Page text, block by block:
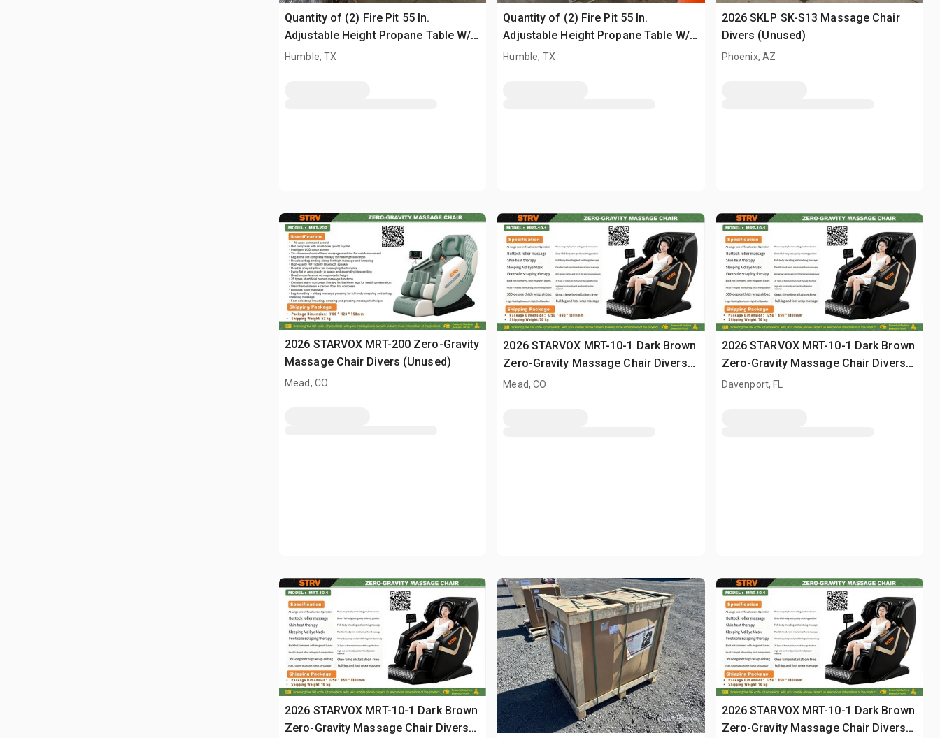
Quantity of (2) Fire Pit 55 In.
Adjustable Height Propane Table W/
Humble, TX
Quantity of (2) Fire Pit 55 In.
Adjustable Height Propane Table W/
Humble, TX
2026 SKLP SK-S13 Massage Chair
Divers (Unused)
Phoenix, AZ
2026 STARVOX MRT-200 Zero-Gravity
Massage Chair Divers (Unused)
Mead, CO
2026 STARVOX MRT-10-1 Dark Brown
Zero-Gravity Massage Chair Divers
(Unused)
Mead, CO
2026 STARVOX MRT-10-1 Dark Brown
Zero-Gravity Massage Chair Divers
(Unused)
Davenport, FL
2026 STARVOX MRT-10-1 Dark Brown
Zero-Gravity Massage Chair Divers
2026 STARVOX MRT-10-1 Dark Brown
Zero-Gravity Massage Chair Divers